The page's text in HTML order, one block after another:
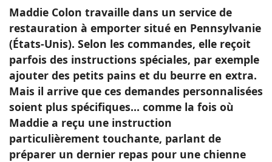
Maddie Colon travaille dans un service de
restauration à emporter situé en Pennsylvanie
(États-Unis). Selon les commandes, elle reçoit
parfois des instructions spéciales, par exemple
ajouter des petits pains et du beurre en extra.
Mais il arrive que ces demandes personnalisées
soient plus spécifiques… comme la fois où
Maddie a reçu une instruction
particulièrement touchante, parlant de
préparer un dernier repas pour une chienne